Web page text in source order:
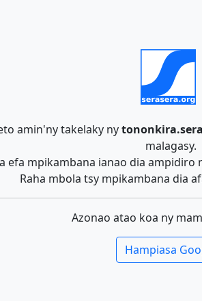
amin'ny takelaky ny
malagasy.
efa mpikambana ianao dia ampidiro
Raha mbola tsy mpikambana dia
Azonao atao koa ny
Hampiasa